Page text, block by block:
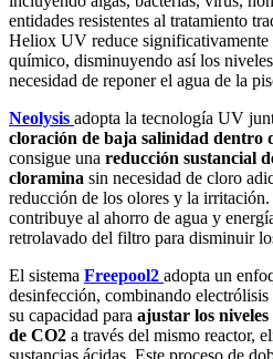
entidades resistentes al tratamiento
Heliox UV reduce significativamente
químico, disminuyendo así los
necesidad de reponer el agua de la
Neolysis adopta la tecnología UV
cloración de baja salinidad dentro
consigue una reducción sustancial
cloramina sin necesidad de cloro
reducción de los olores y la irritación.
contribuye al ahorro de agua y
retrolavado del filtro para disminuir
El sistema Freepool2 adopta un
desinfección, combinando
su capacidad para ajustar los
de CO2 a través del mismo reactor,
sustancias ácidas. Este proceso de